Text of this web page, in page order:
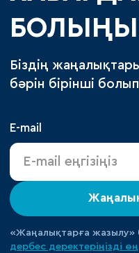
Біздің
бәрін бірінші
E-mail
«Жаңалықтарға жазылу»
дербес деректеріңізді